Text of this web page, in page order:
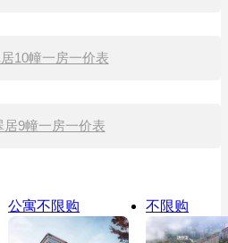
10幢一房一价表
居9幢一房一价表
公寓不限购 不限购